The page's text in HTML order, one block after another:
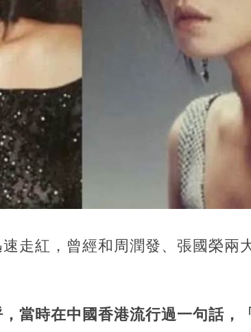
走紅， 曾經和周潤發、張國榮兩
當時在中國香港流行過一句話，